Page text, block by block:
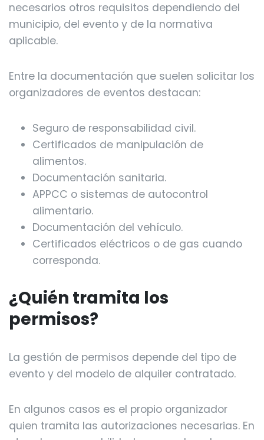
necesarios otros requisitos dependiendo del
municipio, del evento y de la normativa
aplicable.
Entre la documentación que suelen solicitar los
organizadores de eventos destacan:
Seguro de responsabilidad civil.
Certificados de manipulación de
alimentos.
Documentación sanitaria.
APPCC o sistemas de autocontrol
alimentario.
Documentación del vehículo.
Certificados eléctricos o de gas cuando
corresponda.
¿Quién tramita los
permisos?
La gestión de permisos depende del tipo de
evento y del modelo de alquiler contratado.
En algunos casos es el propio organizador
quien tramita las autorizaciones necesarias. En